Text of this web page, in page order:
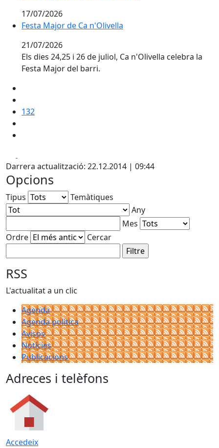
17/07/2026
Festa Major de Ca n'Olivella
Festa Major de Ca n'Olivella
21/07/2026
Els dies 24,25 i 26 de juliol, Ca n'Olivella celebra la
Festa Major del barri.
132
Darrera actualització: 22.12.2014 | 09:44
Opcions
Tipus
Temàtiques
Any
Mes
Ordre
Cercar
RSS
L'actualitat a un clic
Agenda
Agenda política
Avisos
Notícies
Publicacions
Adreces i telèfons
Accedeix